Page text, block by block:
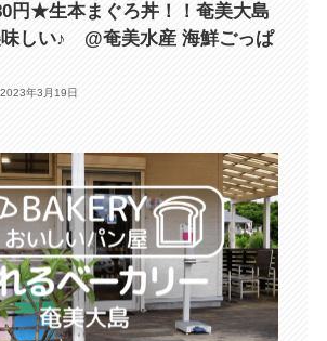
円★生本まぐろ丼！！奄美大島
しい♪ @奄美水産 海鮮ごっぱ
2023年3月19日